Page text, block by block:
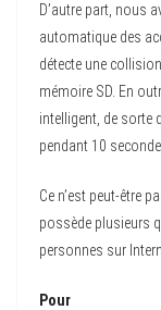
D’autre part, nous
automatique des
détecte une
mémoire SD. En
intelligent, de sorte
pendant 10
Ce n’est peut-être
possède plusieurs
personnes sur
Pour